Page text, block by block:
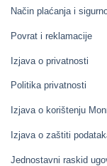
Način plaćanja i
Povrat i reklamacije
Izjava o privatnosti
Politika privatnosti
Izjava o korištenju
Izjava o zaštiti
Jednostavni raskid